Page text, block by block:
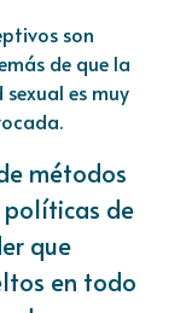
son
de que la
es muy
métodos
políticas de
que
en todo